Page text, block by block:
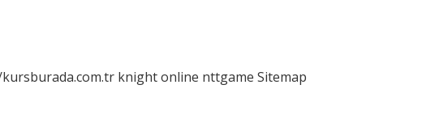
knight online nttgame Sitemap